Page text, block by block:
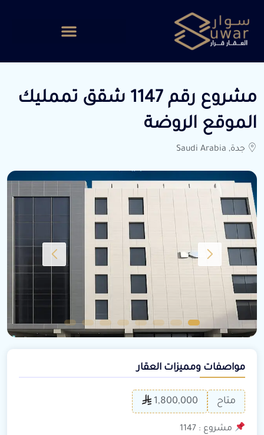
مشروع رقم 1147 شقق تممليك
الموقع الروضة
جدة, Saudi Arabia
مواصفات ومميزات العقار
متاح 1,800,000
مشروع : 1147